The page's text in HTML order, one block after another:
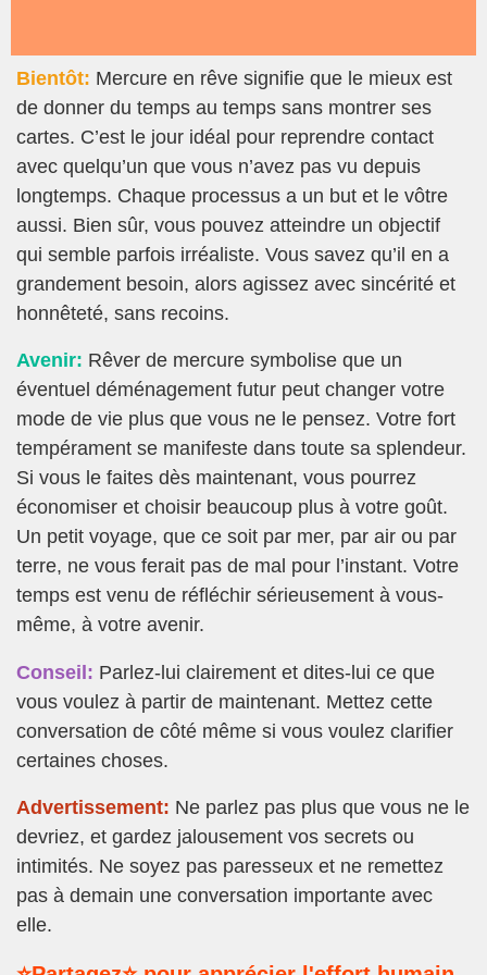
Bientôt: Mercure en rêve signifie que le mieux est
de donner du temps au temps sans montrer ses
cartes. C’est le jour idéal pour reprendre contact
avec quelqu’un que vous n’avez pas vu depuis
longtemps. Chaque processus a un but et le vôtre
aussi. Bien sûr, vous pouvez atteindre un objectif
qui semble parfois irréaliste. Vous savez qu’il en a
grandement besoin, alors agissez avec sincérité et
honnêteté, sans recoins.
Avenir: Rêver de mercure symbolise que un
éventuel déménagement futur peut changer votre
mode de vie plus que vous ne le pensez. Votre fort
tempérament se manifeste dans toute sa splendeur.
Si vous le faites dès maintenant, vous pourrez
économiser et choisir beaucoup plus à votre goût.
Un petit voyage, que ce soit par mer, par air ou par
terre, ne vous ferait pas de mal pour l’instant. Votre
temps est venu de réfléchir sérieusement à vous-
même, à votre avenir.
Conseil: Parlez-lui clairement et dites-lui ce que
vous voulez à partir de maintenant. Mettez cette
conversation de côté même si vous voulez clarifier
certaines choses.
Advertissement: Ne parlez pas plus que vous ne le
devriez, et gardez jalousement vos secrets ou
intimités. Ne soyez pas paresseux et ne remettez
pas à demain une conversation importante avec
elle.